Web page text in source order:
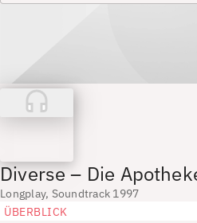
Diverse – Die
Longplay, Soundtrack 1997
ÜBERBLICK